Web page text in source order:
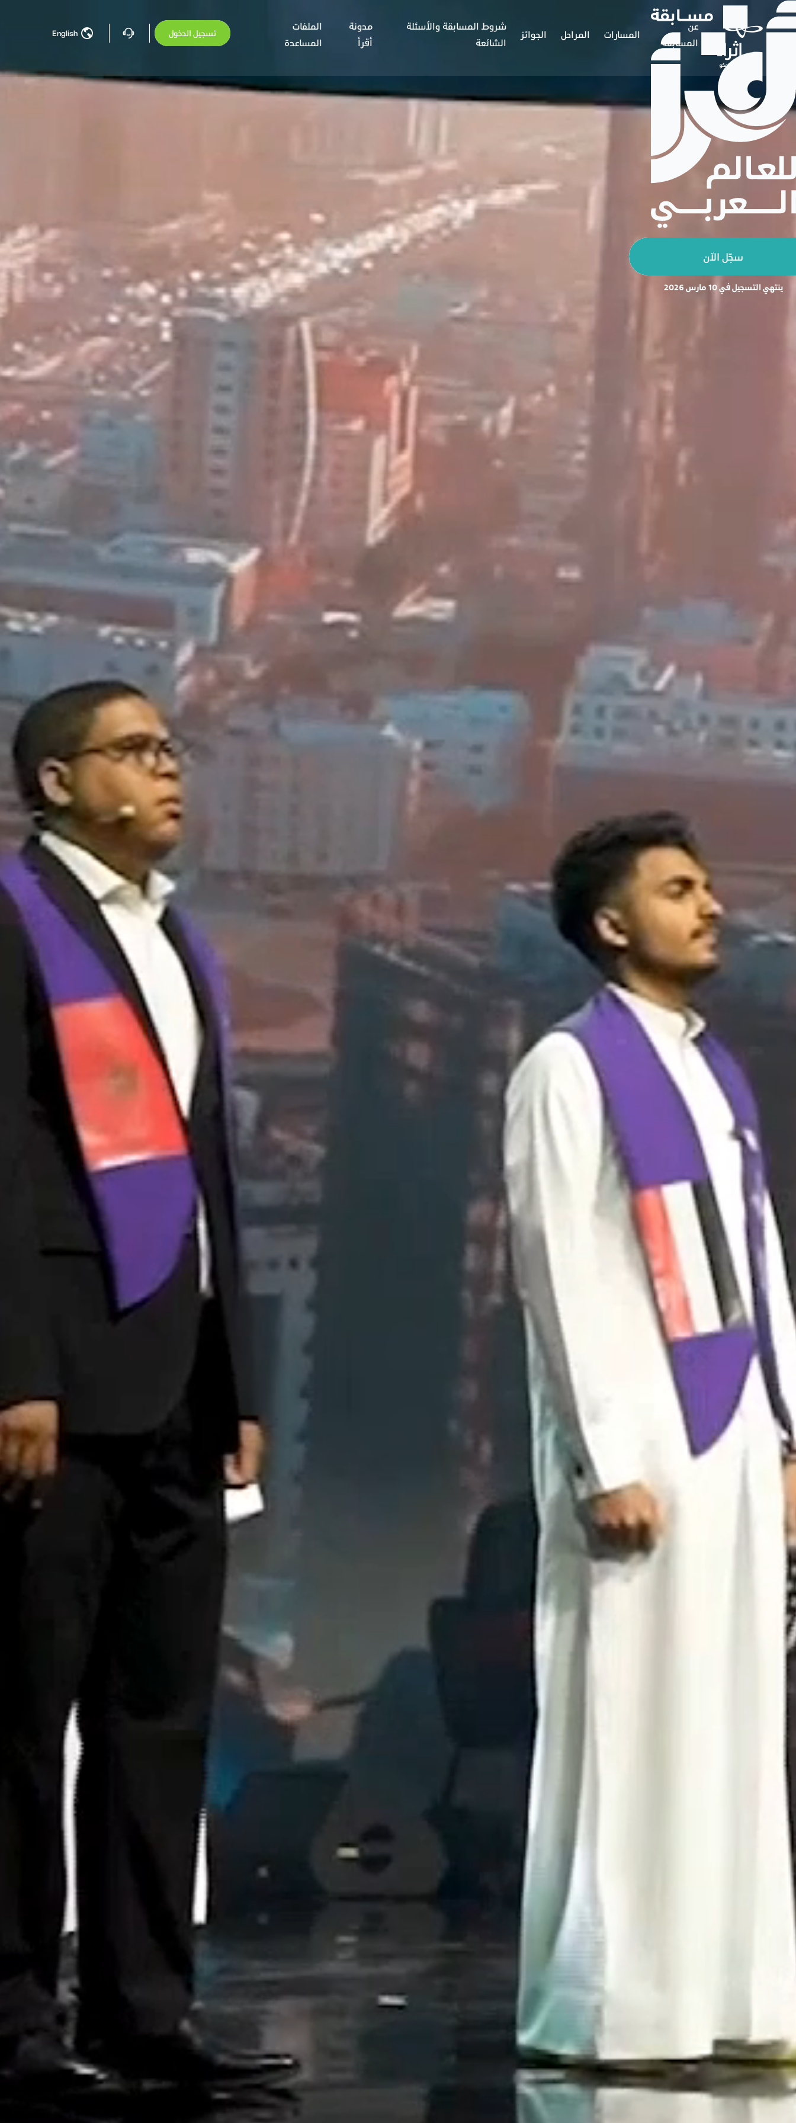
عن
المسابقة
المسارات المراحل الجوائز
شروط المسابقة والأسئلة
الشائعة
مدونة
أقرأ
الملفات
المساعدة
تسجيل الدخول English
سجّل الآن
ينتهي التسجيل في 10 مارس 2026